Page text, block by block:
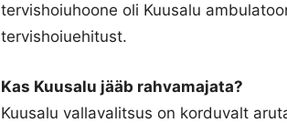
tervishoiuhoone oli Kuusalu
tervishoiuehitust.
Kas Kuusalu jääb rahvamajata?
Kuusalu vallavalitsus on korduvalt